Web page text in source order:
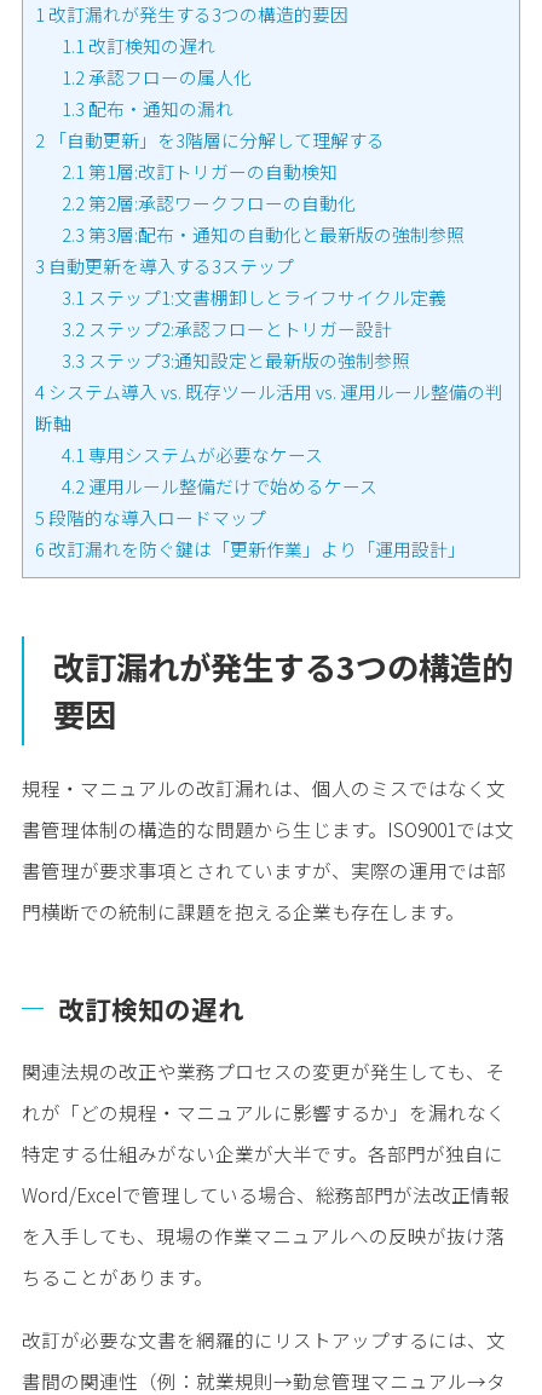
1 改訂漏れが発生する3つの構造的要因
1.1 改訂検知の遅れ
1.2承認フローの属人化
1.3配布・通知の漏れ
2 「自動更新」を3階層に分解して理解する
2.1 第1層:改訂トリガーの自動検知
2.2第2層:承認ワークフローの自動化
2.3第3層:配布・通知の自動化と最新版の強制参照
3 自動更新を導入する3ステップ
3.1 ステップ1:文書棚卸しとライフサイクル定義
3.2 ステップ2:承認フローとトリガー設計
3.3 ステップ3:通知設定と最新版の強制参照
4システム導入 vs. 既存ツール活用 vs. 運用ルール整備の判
断軸
4.1 専用システムが必要なケース
4.2 運用ルール整備だけで始めるケース
5段階的な導入ロードマップ
6 改訂漏れを防ぐ鍵は「更新作業」より「運用設計」
改訂漏れが発生する3つの構造的
要因
規程・マニュアルの改訂漏れは、個人のミスではなく文
書管理体制の構造的な問題から生じます。ISO9001では文
書管理が要求事項とされていますが、実際の運用では部
門横断での統制に課題を抱える企業も存在します。
改訂検知の遅れ
関連法規の改正や業務プロセスの変更が発生しても、そ
れが「どの規程・マニュアルに影響するか」を漏れなく
特定する仕組みがない企業が大半です。各部門が独自に
Word/Excelで管理している場合、総務部門が法改正情報
を入手しても、現場の作業マニュアルへの反映が抜け落
ちることがあります。
改訂が必要な文書を網羅的にリストアップするには、文
書間の関連性（例：就業規則→勤怠管理マニュアル→タ